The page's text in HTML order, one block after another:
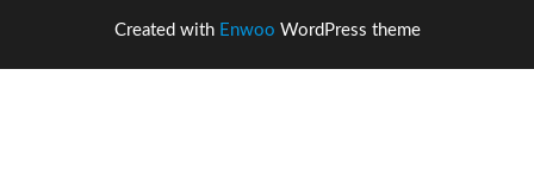
Created with Enwoo WordPress theme